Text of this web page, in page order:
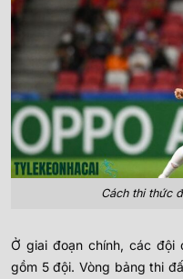
Cách thi thức
Ở giai đoạn chính, các đội
gồm 5 đội. Vòng bảng thi